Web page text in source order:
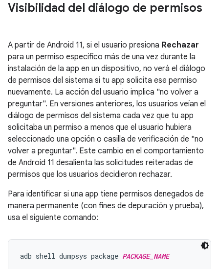
Visibilidad del diálogo de permisos
A partir de Android 11, si el usuario presiona Rechazar
para un permiso específico más de una vez durante la
instalación de la app en un dispositivo, no verá el diálogo
de permisos del sistema si tu app solicita ese permiso
nuevamente. La acción del usuario implica "no volver a
preguntar". En versiones anteriores, los usuarios veían el
diálogo de permisos del sistema cada vez que tu app
solicitaba un permiso a menos que el usuario hubiera
seleccionado una opción o casilla de verificación de "no
volver a preguntar". Este cambio en el comportamiento
de Android 11 desalienta las solicitudes reiteradas de
permisos que los usuarios decidieron rechazar.
Para identificar si una app tiene permisos denegados de
manera permanente (con fines de depuración y prueba),
usa el siguiente comando:
adb shell dumpsys package PACKAGE_NAME